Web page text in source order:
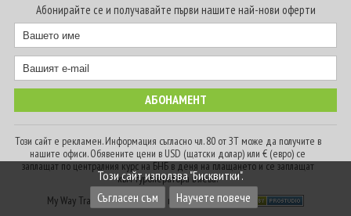
Абонирайте се и получавайте първи нашите най-нови оферти
Този сайт е рекламен. Информация съгласно чл. 80 от ЗТ може да получите в
нашите офиси. Обявените цени в USD (щатски долар) или € (евро) се
заплащат по централния курс на БНБ в деня на плащането и се заплащат
към туроператора в лева.
My Way Travel © 2016. Всички права запазени
Този сайт използва "Бисквитки".
Съгласен съм
Научете повече